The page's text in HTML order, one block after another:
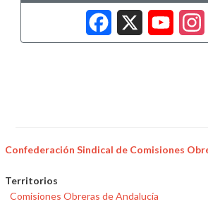
X
Confederación Sindical de Comisiones
Territorios
Comisiones Obreras de Andalucía